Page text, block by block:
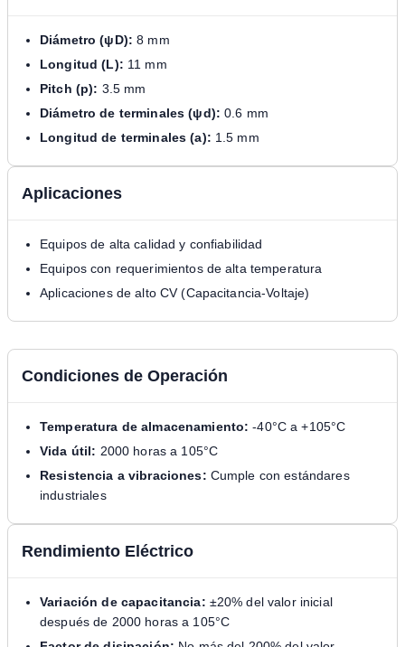
Diámetro (ψD): 8 mm
Longitud (L): 11 mm
Pitch (p): 3.5 mm
Diámetro de terminales (ψd): 0.6 mm
Longitud de terminales (a): 1.5 mm
Aplicaciones
Equipos de alta calidad y confiabilidad
Equipos con requerimientos de alta temperatura
Aplicaciones de alto CV (Capacitancia-Voltaje)
Condiciones de Operación
Temperatura de almacenamiento: -40°C a +105°C
Vida útil: 2000 horas a 105°C
Resistencia a vibraciones: Cumple con estándares
industriales
Rendimiento Eléctrico
Variación de capacitancia: ±20% del valor inicial
después de 2000 horas a 105°C